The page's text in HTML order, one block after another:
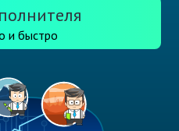
и быстро